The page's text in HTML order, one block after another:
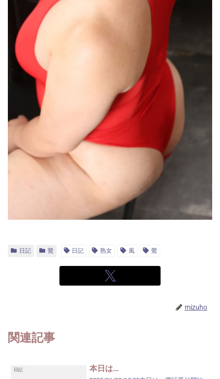
日記 鶯 日記 熟女 風 鶯
mizuho
関連記事
日記 本日は…